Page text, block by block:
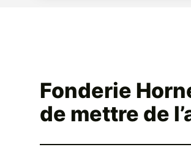
Fonderie
de mettre de